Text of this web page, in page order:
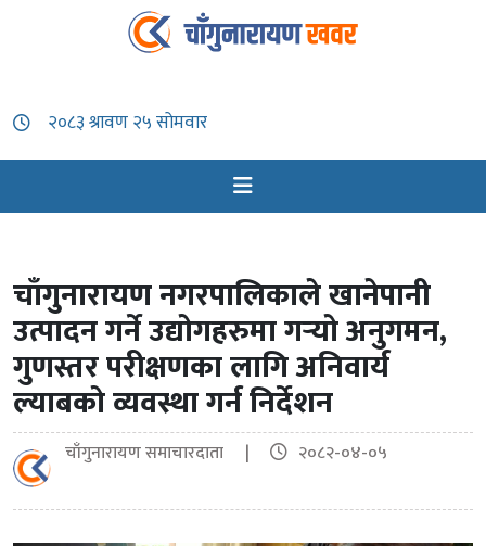
चाँगुनारायण नगरपालिकाले खानेपानी
उत्पादन गर्ने उद्योगहरुमा गर्‍यो अनुगमन,
गुणस्तर परीक्षणका लागि अनिवार्य
ल्याबको व्यवस्था गर्न निर्देशन
चाँगुनारायण समाचारदाता | २०८२-०४-०५